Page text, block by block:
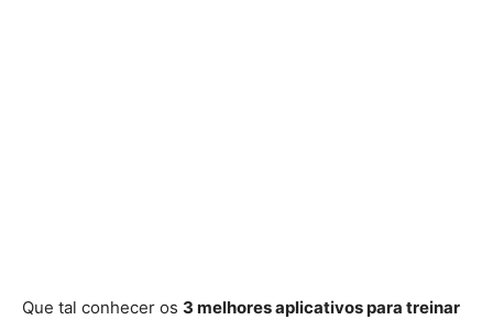
Que tal conhecer os 3 melhores aplicativos para treinar